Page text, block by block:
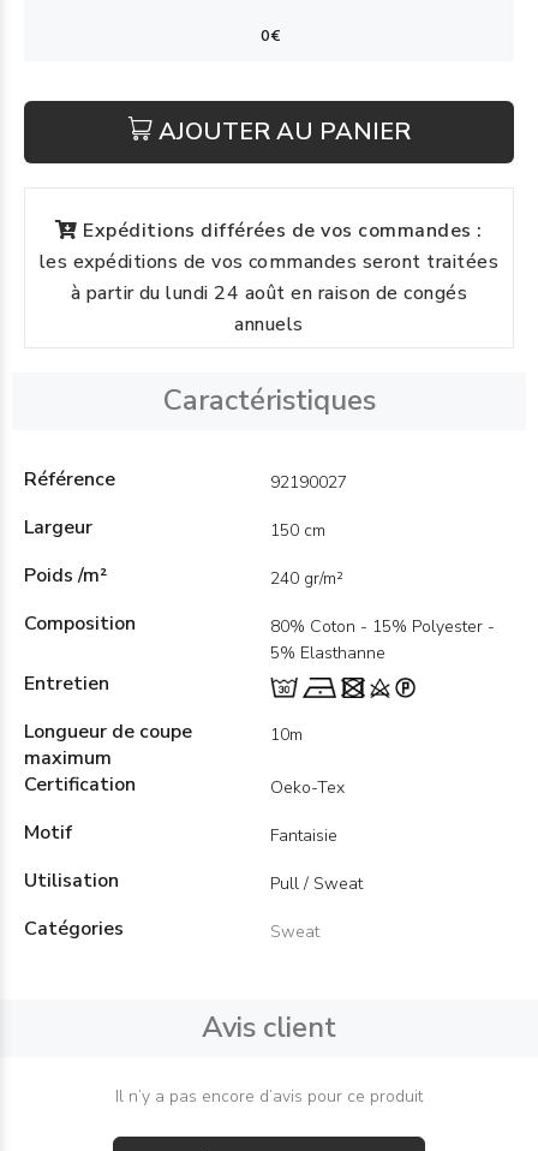
AJOUTER AU PANIER
Expéditions différées de vos commandes :
les expéditions de vos commandes seront traitées
à partir du lundi 24 août en raison de congés
annuels
Caractéristiques
Référence 92190027
Largeur 150 cm
Poids /m² 240 gr/m²
Composition
80% Coton - 15% Polyester -
5% Elasthanne
Entretien
Longueur de coupe
maximum
10m
Certification Oeko-Tex
Motif Fantaisie
Utilisation Pull / Sweat
Catégories Sweat
Avis client
Il n’y a pas encore d’avis pour ce produit